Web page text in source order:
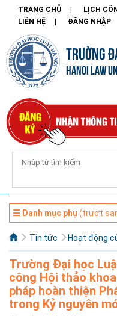
TRANG CHỦ LỊCH
LIÊN HỆ
ĐĂNG NHẬP
TRƯỜNG
HANOI LAW
☰ Danh mục phụ (trượt
Tin tức Hoạt động
Trường Đại học
công Hội thảo
pháp hoàn thiện
trong Kỷ nguyên